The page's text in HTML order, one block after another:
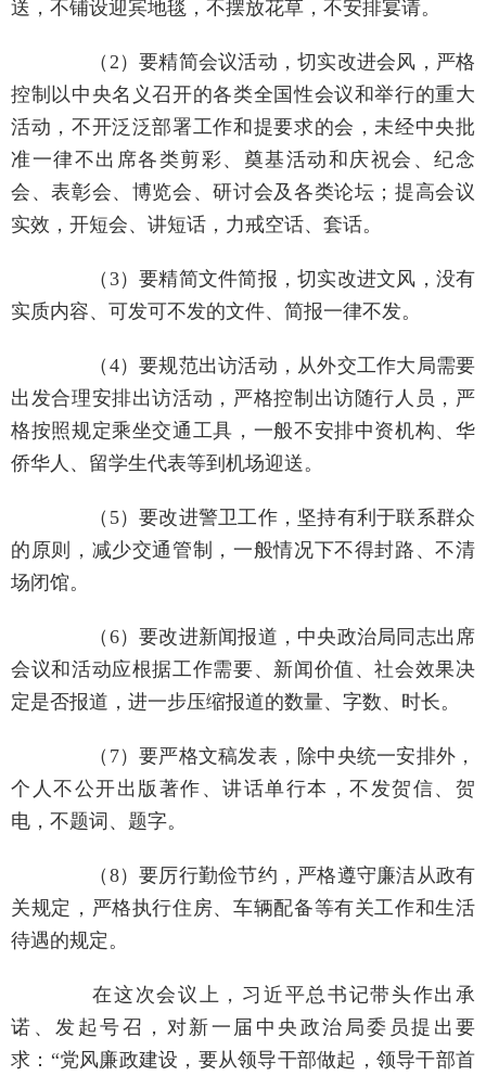
送，不铺设迎宾地毯，不摆放花草，不安排宴请。
（2）要精简会议活动，切实改进会风，严格
控制以中央名义召开的各类全国性会议和举行的重大
活动，不开泛泛部署工作和提要求的会，未经中央批
准一律不出席各类剪彩、奠基活动和庆祝会、纪念
会、表彰会、博览会、研讨会及各类论坛；提高会议
实效，开短会、讲短话，力戒空话、套话。
（3）要精简文件简报，切实改进文风，没有
实质内容、可发可不发的文件、简报一律不发。
（4）要规范出访活动，从外交工作大局需要
出发合理安排出访活动，严格控制出访随行人员，严
格按照规定乘坐交通工具，一般不安排中资机构、华
侨华人、留学生代表等到机场迎送。
（5）要改进警卫工作，坚持有利于联系群众
的原则，减少交通管制，一般情况下不得封路、不清
场闭馆。
（6）要改进新闻报道，中央政治局同志出席
会议和活动应根据工作需要、新闻价值、社会效果决
定是否报道，进一步压缩报道的数量、字数、时长。
（7）要严格文稿发表，除中央统一安排外，
个人不公开出版著作、讲话单行本，不发贺信、贺
电，不题词、题字。
（8）要厉行勤俭节约，严格遵守廉洁从政有
关规定，严格执行住房、车辆配备等有关工作和生活
待遇的规定。
在这次会议上，习近平总书记带头作出承
诺、发起号召，对新一届中央政治局委员提出要
求：“党风廉政建设，要从领导干部做起，领导干部首